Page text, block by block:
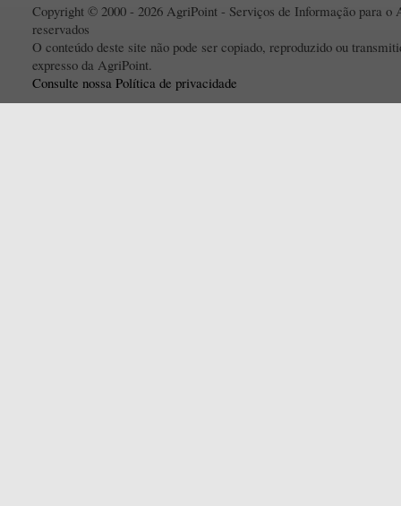
Copyright © 2000 - 2026 AgriPoint - Serviços de Informação para o
reservados
O conteúdo deste site não pode ser copiado, reproduzido ou
expresso da AgriPoint.
Consulte nossa Política de privacidade